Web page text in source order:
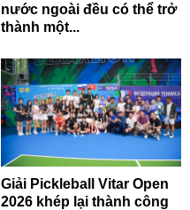
nước ngoài đều có thể trở
thành một...
Giải Pickleball Vitar Open
2026 khép lại thành công